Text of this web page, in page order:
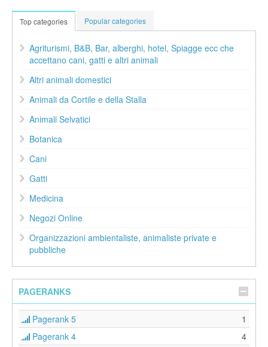
Top categories Popular categories
Agriturismi, B&B, Bar, alberghi, hotel, Spiagge ecc che
accettano cani, gatti e altri animali
Altri animali domestici
Animali da Cortile e della Stalla
Animali Selvatici
Botanica
Cani
Gatti
Medicina
Negozi Online
Organizzazioni ambientaliste, animaliste private e
pubbliche
PAGERANKS
Pagerank 5
1
Pagerank 4
4